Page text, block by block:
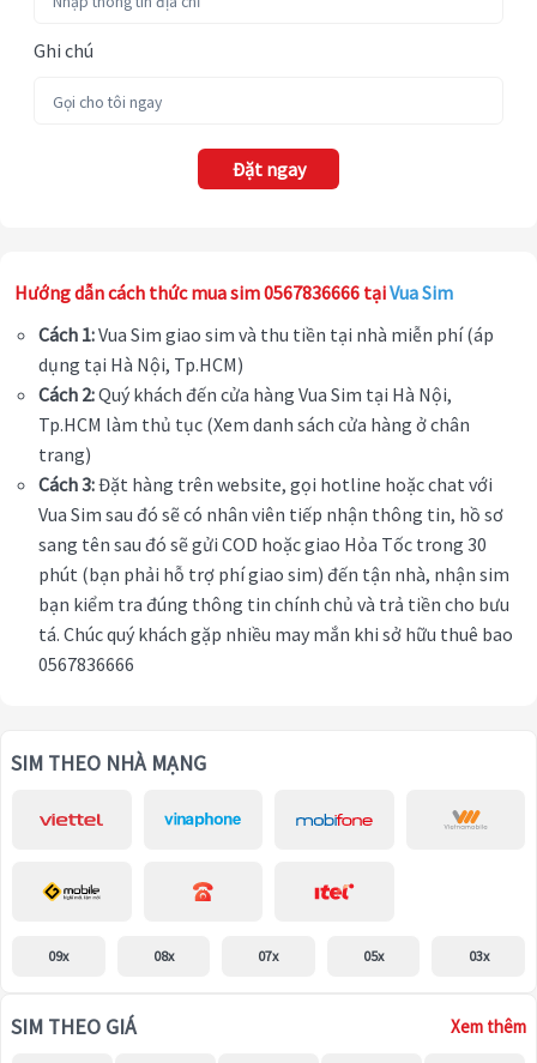
Ghi chú
Đặt ngay
Hướng dẫn cách thức mua sim 0567836666 tạiVua Sim
Cách 1:Vua Sim giao sim và thu tiền tại nhà miễn phí (áp
dụng tại Hà Nội, Tp.HCM)
Cách 2:Quý khách đến cửa hàng Vua Sim tại Hà Nội,
Tp.HCM làm thủ tục (Xem danh sách cửa hàng ở chân
trang)
Cách 3:Đặt hàng trên website, gọi hotline hoặc chat với
Vua Sim sau đó sẽ có nhân viên tiếp nhận thông tin, hồ sơ
sang tên sau đó sẽ gửi COD hoặc giao Hỏa Tốc trong 30
phút (bạn phải hỗ trợ phí giao sim) đến tận nhà, nhận sim
bạn kiểm tra đúng thông tin chính chủ và trả tiền cho bưu
tá. Chúc quý khách gặp nhiều may mắn khi sở hữu thuê bao
0567836666
SIM THEO NHÀ MẠNG
09x 08x 07x 05x 03x
SIM THEO GIÁ Xem thêm